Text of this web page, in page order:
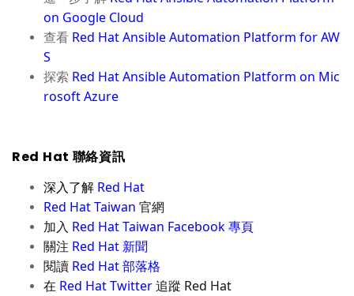
on Google Cloud
查看 Red Hat Ansible Automation Platform for AW
S
探索 Red Hat Ansible Automation Platform on Mic
rosoft Azure
Red Hat 聯絡資訊
深入了解 Red Hat
Red Hat Taiwan 官網
加入 Red Hat Taiwan Facebook專頁
關注 Red Hat 新聞
閱讀 Red Hat部落格
在 Red Hat Twitter追蹤 Red Hat